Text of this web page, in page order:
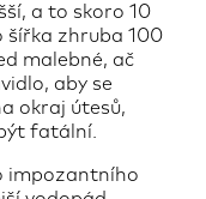
a to skoro 10
šířka zhruba 100
malebné, ač
aby se
okraj útesů,
fatální.
impozantního